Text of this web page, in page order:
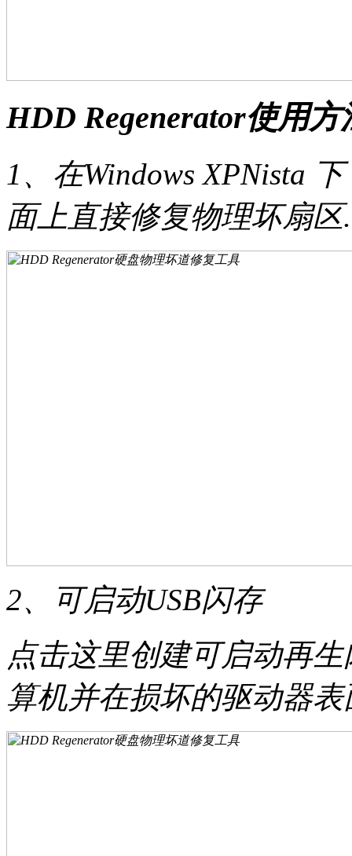
HDD Regenerator使用方
1、在Windows XPNista
面上直接修复物理坏扇区.
2、可启动USB闪存
点击这里创建可启动再
算机并在损坏的驱动器